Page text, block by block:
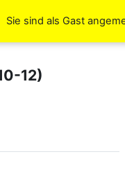
umschalten
Sie sind als Gast
12)